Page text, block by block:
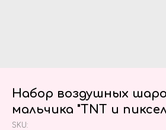
Набор воздушных
мальчика "TNT и
SKU: